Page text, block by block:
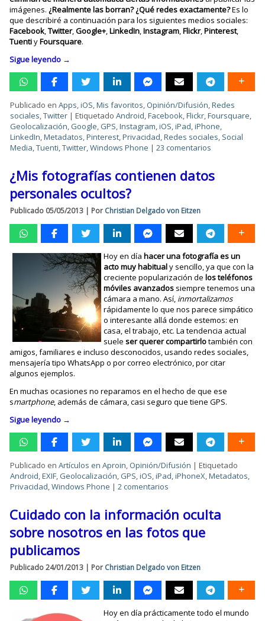
imágenes. ¿Realmente las borran? ¿Qué redes exactamente?Es lo
que describiré a continuación para los siguientes medios sociales:
Facebook,Twitter,Google+,LinkedIn,Instagram,Flickr,Pinterest,
TuentiyFoursquare.
Sigue leyendo →
Publicado en Apps,iOS,Mis favoritos, Opinión/Difusión,Redes
sociales,Twitter |Etiquetado Android,Facebook,Flickr,Foursquare,
Geolocalización, Google, GPS,Instagram,iOS,iPad,iPhone,
LinkedIn,Metadatos,Pinterest,Privacidad,Redes sociales, Social
Media,Tuenti,Twitter,Windows Phone |23 comentarios
¿Mis fotografías contienen datos
personales ocultos?
Publicado 05/05/2013 | Por Christian Delgado von Eitzen
Hoy en día hacer una fotografía es un
acto muy habitualy sencillo, ya que con la
creciente popularización de los teléfonos
móviles avanzadossiempre tenemos una
cámara a mano. Así, inmortalizamos
rápidamente lo que nos parece simpático
o interesante allá donde estemos: en
casa, el trabajo, etc. La tendencia actual
suele ser querer compartirlotambién con
amigos, familiares e incluso desconocidos, usando redes sociales,
mensajería tipo WhatsApp o por correo electrónico, por citar
algunos ejemplos.
En muchas ocasiones no reparamos en el hecho de que ese
smartphone, además de cámara, casi seguro que tiene GPS.
Sigue leyendo →
Publicado en Artículos en Aproin, Opinión/Difusión |Etiquetado
Android,EXIF, Geolocalización, GPS,iOS,iPad,iPhoneX,Metadatos,
Privacidad,Windows Phone |2 comentarios
Cuidado con la información oculta
sobre nosotros en las fotos que
publicamos
Publicado 24/01/2013 | Por Christian Delgado von Eitzen
Hoy en día prácticamente todo el mundo